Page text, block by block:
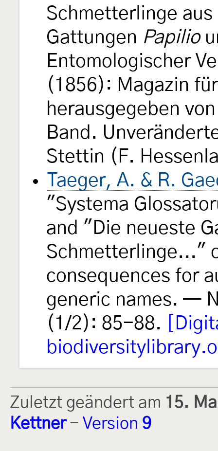
Schmetterlinge
Gattungen Papilio
Entomologischer
(1856): Magazin
herausgegeben
Band.
Stettin (F.
Taeger, A. & R.
"Systema
and "Die neueste
Schmetterlinge..."
consequences for
generic names. —
(1/2): 85-88.
Zuletzt geändert am 15.
Kettner- Version 9